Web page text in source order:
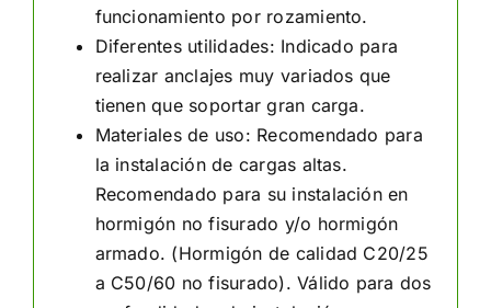
funcionamiento por rozamiento.
Diferentes utilidades: Indicado para
realizar anclajes muy variados que
tienen que soportar gran carga.
Materiales de uso: Recomendado para
la instalación de cargas altas.
Recomendado para su instalación en
hormigón no fisurado y/o hormigón
armado. (Hormigón de calidad C20/25
a C50/60 no fisurado). Válido para dos